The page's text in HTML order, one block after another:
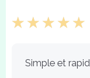
Simple et